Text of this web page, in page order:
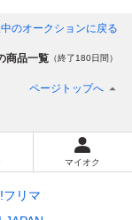
のオークションに戻る
商品一覧 （終了180日間）
ページトップへ
マイオク
フリマ